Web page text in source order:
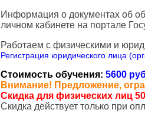
Информация о документах об
личном кабинете на портале
Работаем с физическими и
Регистрация юридического лица
Стоимость обучения: 5600
Внимание! Предложение,
Скидка для физических лиц
Cкидка действует только при